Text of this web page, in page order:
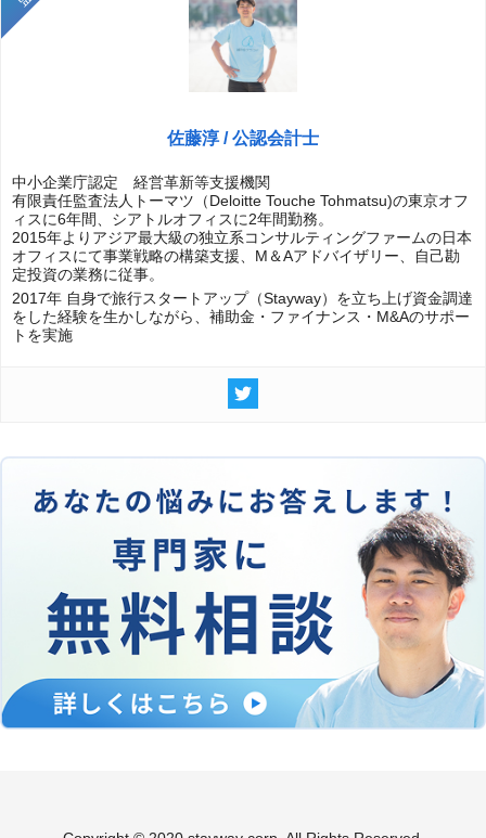
佐藤淳 / 公認会計士
中小企業庁認定 経営革新等支援機関
有限責任監査法人トーマツ（Deloitte Touche Tohmatsu)の東京オフ
ィスに6年間、シアトルオフィスに2年間勤務。
2015年よりアジア最大級の独立系コンサルティングファームの日本
オフィスにて事業戦略の構築支援、M＆Aアドバイザリー、自己勘
定投資の業務に従事。
2017年 自身で旅行スタートアップ（Stayway）を立ち上げ資金調達
をした経験を生かしながら、補助金・ファイナンス・M&Aのサポー
トを実施